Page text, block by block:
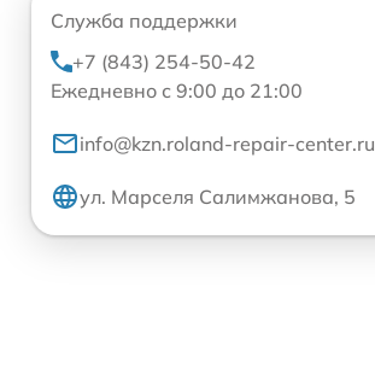
Служба поддержки
+7 (843) 254-50-42
Ежедневно с 9:00 до 21:00
info@kzn.roland-repair-center.ru
ул. Марселя Салимжанова, 5